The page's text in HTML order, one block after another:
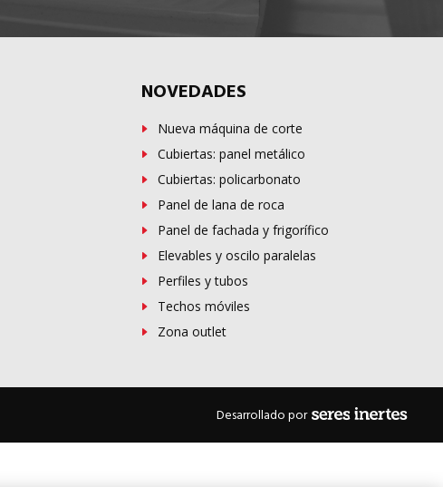
NOVEDADES
Nueva máquina de corte
Cubiertas: panel metálico
Cubiertas: policarbonato
Panel de lana de roca
Panel de fachada y frigorífico
Elevables y oscilo paralelas
Perfiles y tubos
Techos móviles
Zona outlet
Desarrollado por